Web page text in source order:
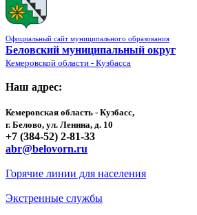
Официальный сайт муниципального образования
Беловский муниципальный округ
Кемеровской области - Кузбасса
Наш адрес:
Кемеровская область - Кузбасс,
г. Белово, ул. Ленина, д. 10
+7 (384-52) 2-81-33
abr@belovorn.ru
Горячие линии для населения
Экстренные службы